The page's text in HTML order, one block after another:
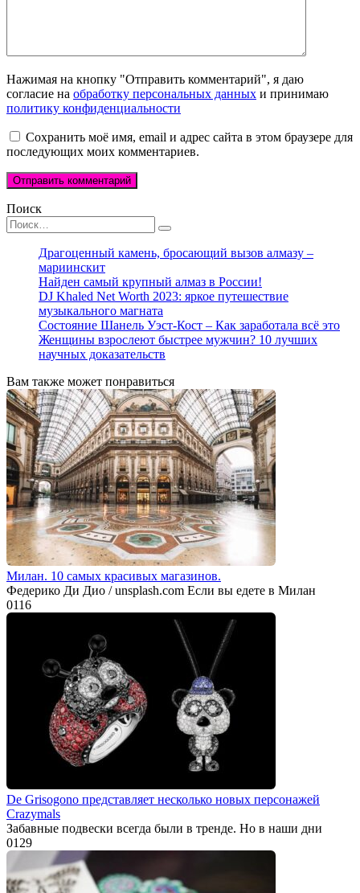
Нажимая на кнопку "Отправить комментарий", я даю
согласие на обработку персональных данных и принимаю
политику конфиденциальности
Сохранить моё имя, email и адрес сайта в этом браузере для
последующих моих комментариев.
Поиск
Search
for:
Драгоценный камень, бросающий вызов алмазу –
мариинскит
Найден самый крупный алмаз в России!
DJ Khaled Net Worth 2023: яркое путешествие
музыкального магната
Состояние Шанель Уэст-Кост – Как заработала всё это
Женщины взрослеют быстрее мужчин? 10 лучших
научных доказательств
Вам также может понравиться
Милан. 10 самых красивых магазинов.
Федерико Ди Дио / unsplash.com Если вы едете в Милан
0116
De Grisogono представляет несколько новых персонажей
Crazymals
Забавные подвески всегда были в тренде. Но в наши дни
0129